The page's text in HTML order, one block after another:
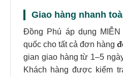
Giao hàng nhanh
Đồng Phú áp dụng
quốc cho tất cả đơn hàng
gian giao hàng từ 1–5
Khách hàng được kiểm